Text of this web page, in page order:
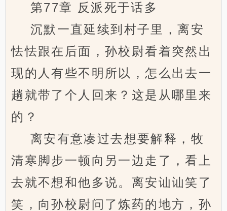
第77章 反派死于话多
沉默一直延续到村子里，离安
怯怯跟在后面，孙校尉看着突然出
现的人有些不明所以，怎么出去一
趟就带了个人回来？这是从哪里来
的？
离安有意凑过去想要解释，牧
清寒脚步一顿向另一边走了，看上
去就不想和他多说。离安讪讪笑了
笑，向孙校尉问了炼药的地方，孙